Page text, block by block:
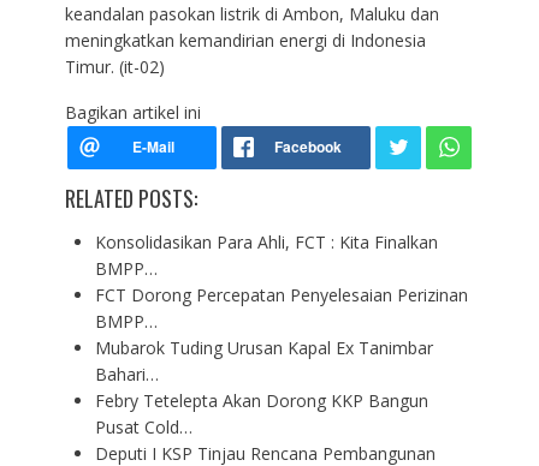
keandalan pasokan listrik di Ambon, Maluku dan
meningkatkan kemandirian energi di Indonesia
Timur. (it-02)
Bagikan artikel ini
RELATED POSTS:
Konsolidasikan Para Ahli, FCT : Kita Finalkan
BMPP…
FCT Dorong Percepatan Penyelesaian Perizinan
BMPP…
Mubarok Tuding Urusan Kapal Ex Tanimbar
Bahari…
Febry Tetelepta Akan Dorong KKP Bangun
Pusat Cold…
Deputi I KSP Tinjau Rencana Pembangunan